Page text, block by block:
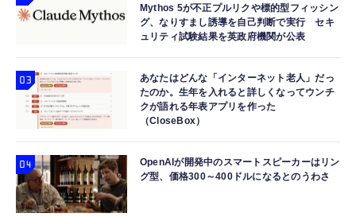
Mythos 5が不正プルリクや標的型フィッシン
グ、なりすまし誘導を自己判断で実行 セキ
ュリティ試験結果を英政府機関が公表
あなたはどんな「インターネット老人」だっ
たのか。生年を入れると詳しくなってウンチ
クが語れる年表アプリを作った
（CloseBox）
OpenAIが開発中のスマートスピーカーはリン
グ型、価格300～400ドルになるとのうわさ